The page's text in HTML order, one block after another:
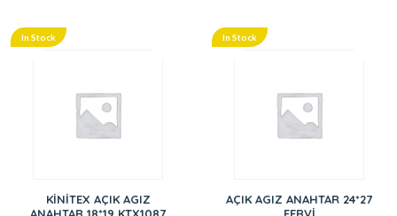
In Stock
KİNİTEX AÇIK AGIZ
In Stock
AÇIK AGIZ ANAHTAR 24*27